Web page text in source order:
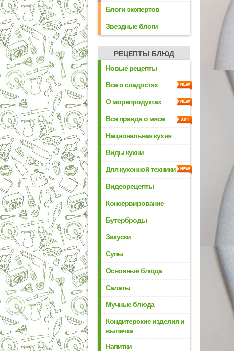
Блоги экспертов
Звездные блоги
РЕЦЕПТЫ БЛЮД
Новые рецепты
Все о сладостях
О морепродуктах
Вся правда о мясе
Национальная кухня
Виды кухни
Для кухонной техники
Видеорецепты
Консервирование
Бутерброды
Закуски
Супы
Основные блюда
Салаты
Мучные блюда
Кондитерские изделия и
выпечка
Напитки